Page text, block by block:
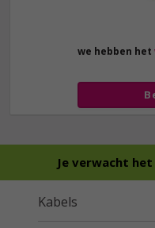
we hebben het
Je verwacht
Kabels